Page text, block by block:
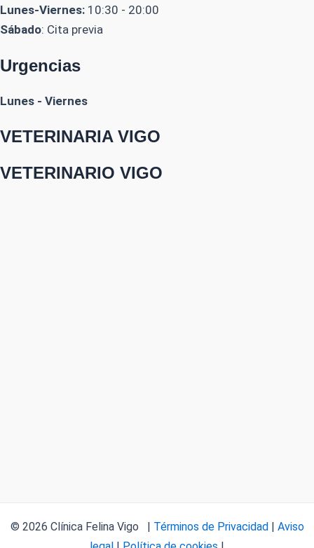
Lunes-Viernes: 10:30 - 20:00
Sábado: Cita previa
Urgencias
Lunes - Viernes
VETERINARIA VIGO
VETERINARIO VIGO
© 2026 Clínica Felina Vigo | Términos de Privacidad
Aviso